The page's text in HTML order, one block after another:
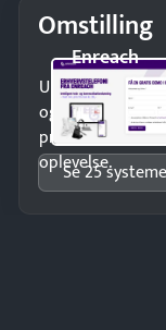
Omstilling
Enreach
Undgå tabte
og giv kunderne
professionel
oplevelse.
Se 25